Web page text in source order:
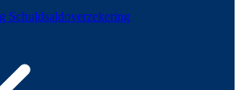
Schuldsaldoverzekering